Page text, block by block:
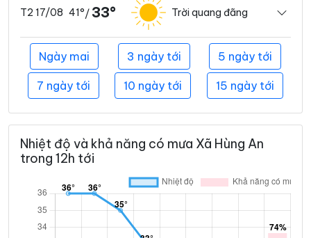
T2 17/08 41°/ 33° Trời quang đãng
Ngày mai 3 ngày tới 5 ngày tới
7 ngày tới 10 ngày tới 15 ngày tới
Nhiệt độ và khả năng có mưa Xã Hùng An
trong 12h tới